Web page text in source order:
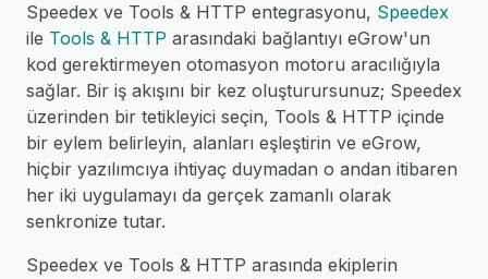
Speedex ve Tools & HTTP entegrasyonu, Speedex
ile Tools & HTTP arasındaki bağlantıyı eGrow'un
kod gerektirmeyen otomasyon motoru aracılığıyla
sağlar. Bir iş akışını bir kez oluşturursunuz; Speedex
üzerinden bir tetikleyici seçin, Tools & HTTP içinde
bir eylem belirleyin, alanları eşleştirin ve eGrow,
hiçbir yazılımcıya ihtiyaç duymadan o andan itibaren
her iki uygulamayı da gerçek zamanlı olarak
senkronize tutar.
Speedex ve Tools & HTTP arasında ekiplerin